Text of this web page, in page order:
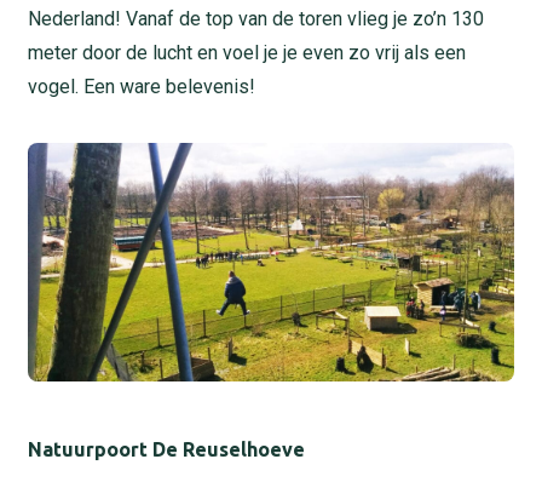
Nederland! Vanaf de top van de toren vlieg je zo’n 130
meter door de lucht en voel je je even zo vrij als een
vogel. Een ware belevenis!
Natuurpoort De Reuselhoeve